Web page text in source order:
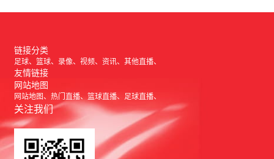
链接分类
足球 篮球 录像 视频 资讯 其他直播
友情链接
网站地图
网站地图 热门直播 篮球直播 足球直播
关注我们